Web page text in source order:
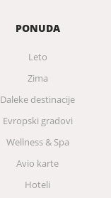
PONUDA
Leto
Zima
Daleke destinacije
Evropski gradovi
Wellness & Spa
Avio karte
Hoteli